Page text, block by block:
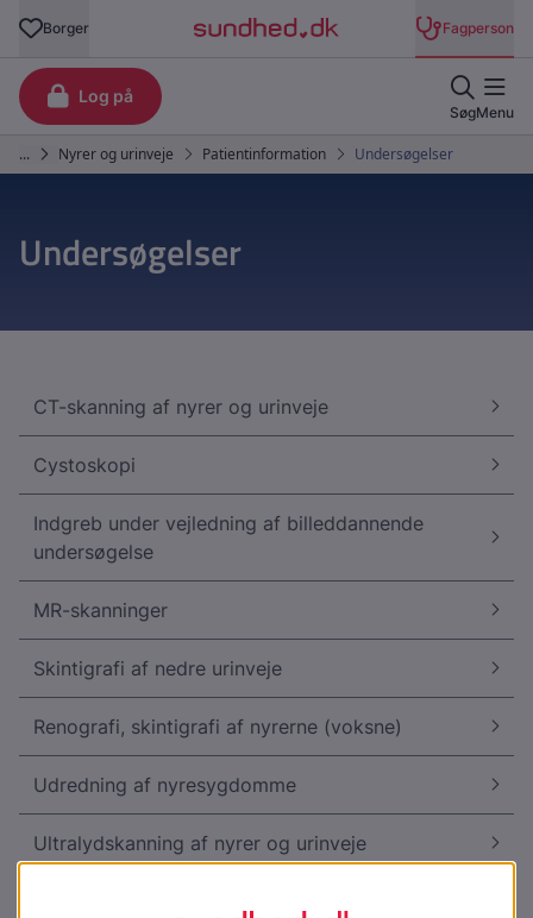
Undersøgelser
CT-skanning af nyrer og urinveje
Cystoskopi
Indgreb under vejledning af billeddannende
undersøgelse
MR-skanninger
Skintigrafi af nedre urinveje
Renografi, skintigrafi af nyrerne (voksne)
Udredning af nyresygdomme
Ultralydskanning af nyrer og urinveje